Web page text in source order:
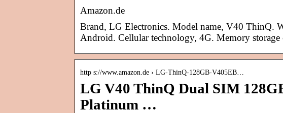
Amazon.de
Brand, LG Electronics. Model name, V40 ThinQ.
Android. Cellular technology, 4G. Memory storage
http s://www.amazon.de › LG-ThinQ-128GB-V405EB…
LG V40 ThinQ Dual SIM
Platinum …